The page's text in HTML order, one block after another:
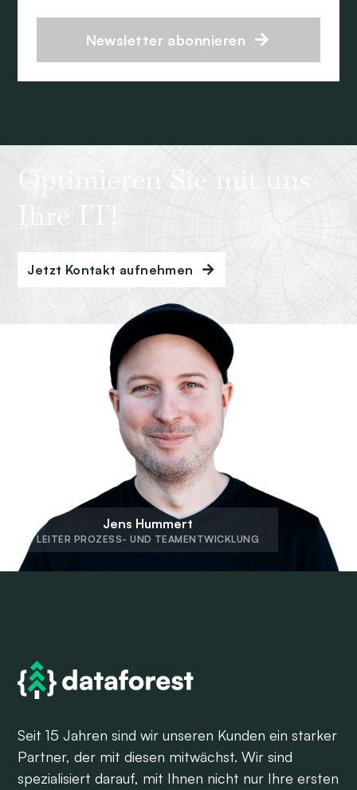
Newsletter abonnieren
Optimieren Sie mit uns
Ihre IT!
Jetzt Kontakt aufnehmen
Jens Hummert
LEITER PROZESS- UND TEAMENTWICKLUNG
Seit 15 Jahren sind wir unseren Kunden ein starker
Partner, der mit diesen mitwächst. Wir sind
spezialisiert darauf, mit Ihnen nicht nur Ihre ersten